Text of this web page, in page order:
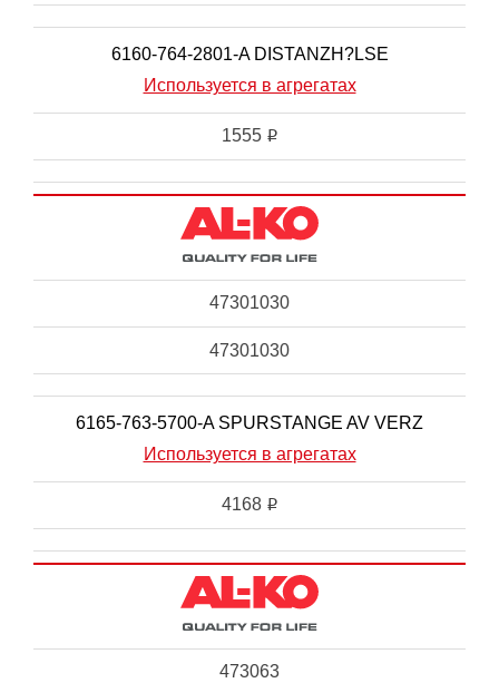
6160-764-2801-A DISTANZH?LSE
Используется в агрегатах
1555 i
47301030
47301030
6165-763-5700-A SPURSTANGE AV VERZ
Используется в агрегатах
4168 i
473063